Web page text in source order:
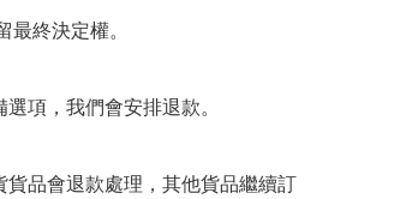
最終決定權。
項，我們會安排退款。
貨品會退款處理，其他貨品繼續訂